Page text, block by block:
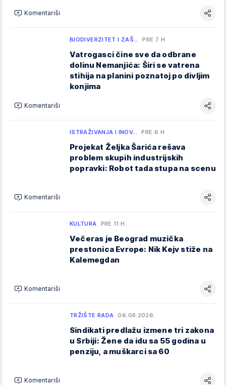
Komentariši
BIODIVERZITET I ZAŠ… PRE 7 H
Vatrogasci čine sve da odbrane
dolinu Nemanjića: Širi se vatrena
stihija na planini poznatoj po divljim
konjima
Komentariši
ISTRAŽIVANJA I INOV… PRE 6 H
Projekat Željka Šarića rešava
problem skupih industrijskih
popravki: Robot tada stupa na scenu
Komentariši
KULTURA PRE 11 H
Večeras je Beograd muzička
prestonica Evrope: Nik Kejv stiže na
Kalemegdan
Komentariši
TRŽIŠTE RADA 06.08.2026.
Sindikati predlažu izmene tri zakona
u Srbiji: Žene da idu sa 55 godina u
penziju, a muškarci sa 60
Komentariši